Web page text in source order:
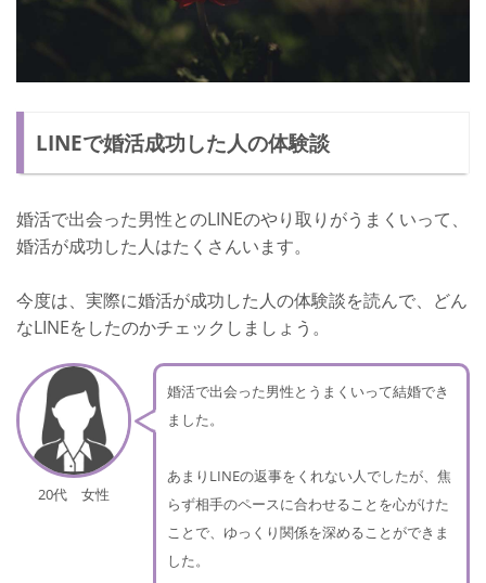
LINEで婚活成功した人の体験談
婚活で出会った男性とのLINEのやり取りがうまくいって、
婚活が成功した人はたくさんいます。
今度は、実際に婚活が成功した人の体験談を読んで、どん
なLINEをしたのかチェックしましょう。
20代 女性
婚活で出会った男性とうまくいって結婚でき
ました。
あまりLINEの返事をくれない人でしたが、焦
らず相手のペースに合わせることを心がけた
ことで、ゆっくり関係を深めることができま
した。